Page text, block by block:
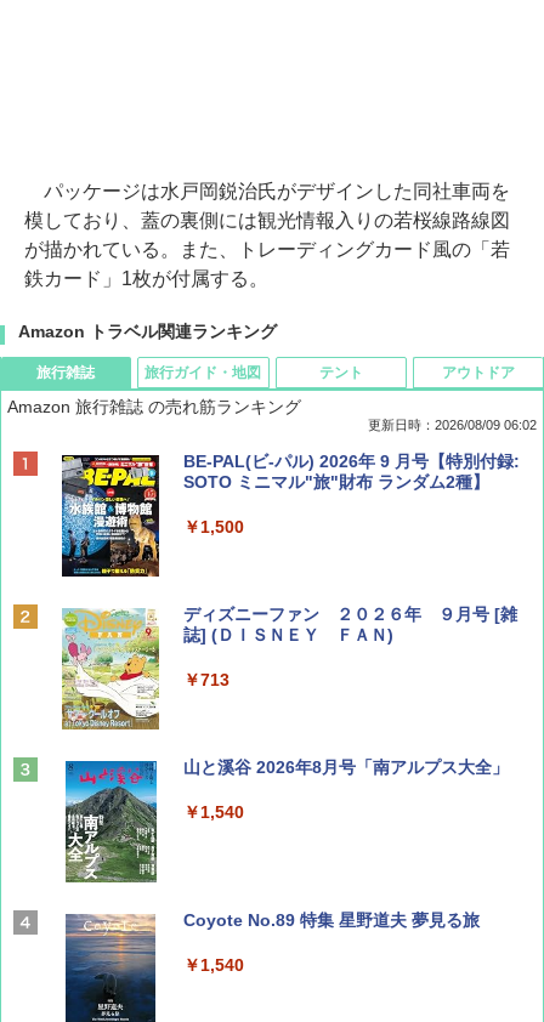
パッケージは水戸岡鋭治氏がデザインした同社車両を
模しており、蓋の裏側には観光情報入りの若桜線路線図
が描かれている。また、トレーディングカード風の「若
鉄カード」1枚が付属する。
Amazon トラベル関連ランキング
旅行雑誌
Amazon 旅行雑誌 の売れ筋ランキング
更新日時：2026/08/09 06:02
BE-PAL(ビ-パル) 2026年 9 月号【特別付録:
SOTO ミニマル"旅"財布 ランダム2種】
￥1,500
ディズニーファン ２０２６年 ９月号 [雑
誌] (ＤＩＳＮＥＹ ＦＡＮ)
￥713
山と溪谷 2026年8月号「南アルプス大全」
￥1,540
Coyote No.89 特集 星野道夫 夢見る旅
￥1,540
旅行ガイド・地図 テント アウトドア